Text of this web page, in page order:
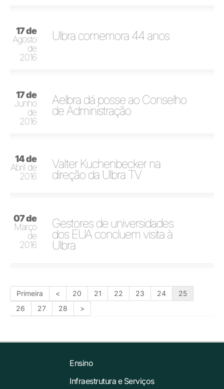
17 de
Agosto
de
2016
Ulbra comemora 44 anos
17 de
Junho
de
2016
Aelbra dá posse ao Conselho
de Administração
14 de
Abril de
2016
Valter Kuchenbecker na
direção da Ulbra TV
07 de
Março
de
2016
Gestores de universidades
dos EUA concluem visita à
Ulbra
Primeira < 20 21 22 23 24
25
26
27 28 >
Ensino
Infraestrutura e Serviços